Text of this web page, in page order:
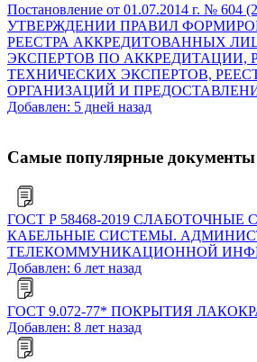
Постановление от 01.07.2014 г. № 604
УТВЕРЖДЕНИИ ПРАВИЛ
РЕЕСТРА АККРЕДИТОВАННЫХ
ЭКСПЕРТОВ ПО АККРЕДИТАЦИИ,
ТЕХНИЧЕСКИХ ЭКСПЕРТОВ,
ОРГАНИЗАЦИЙ И
Добавлен: 5 дней назад
Самые популярные документы
ГОСТ Р 58468-2019 СЛАБОТОЧНЫЕ
КАБЕЛЬНЫЕ СИСТЕМЫ.
ТЕЛЕКОММУНИКАЦИОННОЙ
Добавлен: 6 лет назад
ГОСТ 9.072-77* ПОКРЫТИЯ
Добавлен: 8 лет назад